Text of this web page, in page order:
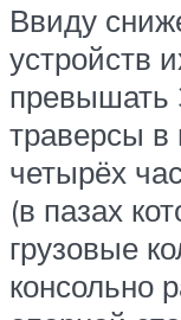
Ввиду
устройств
траверсы в
четырёх
(в пазах
грузовые
консольно